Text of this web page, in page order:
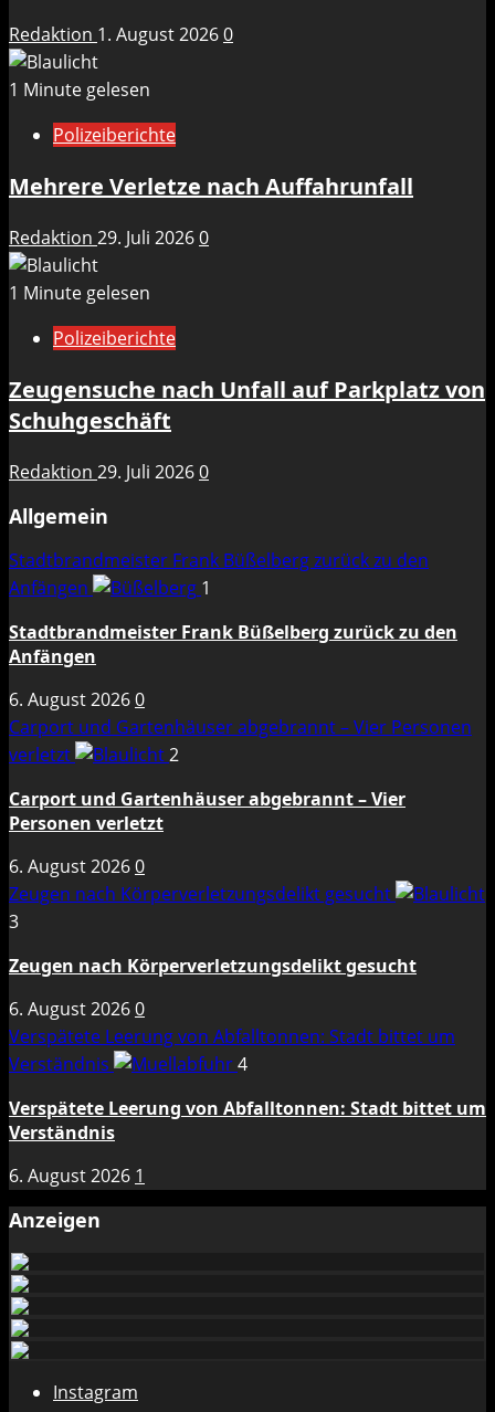
Redaktion 1. August 20260
1 Minute gelesen
Polizeiberichte
Mehrere Verletze nach Auffahrunfall
Redaktion 29. Juli 20260
1 Minute gelesen
Polizeiberichte
Zeugensuche nach Unfall auf Parkplatz von
Schuhgeschäft
Redaktion 29. Juli 20260
Allgemein
Stadtbrandmeister Frank Büßelberg zurück zu den
Anfängen
1
Stadtbrandmeister Frank Büßelberg zurück zu den
Anfängen
6. August 20260
Carport und Gartenhäuser abgebrannt – Vier Personen
verletzt
2
Carport und Gartenhäuser abgebrannt – Vier
Personen verletzt
6. August 20260
Zeugen nach Körperverletzungsdelikt gesucht
3
Zeugen nach Körperverletzungsdelikt gesucht
6. August 20260
Verspätete Leerung von Abfalltonnen: Stadt bittet um
Verständnis
4
Verspätete Leerung von Abfalltonnen: Stadt bittet um
Verständnis
6. August 2026 1
Anzeigen
Instagram